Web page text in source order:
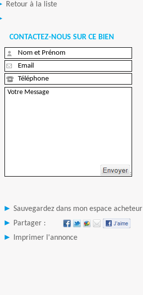
Retour à la liste
CONTACTEZ-NOUS SUR CE BIEN
Sauvegardez dans mon espace acheteur
Partager :
Imprimer l'annonce